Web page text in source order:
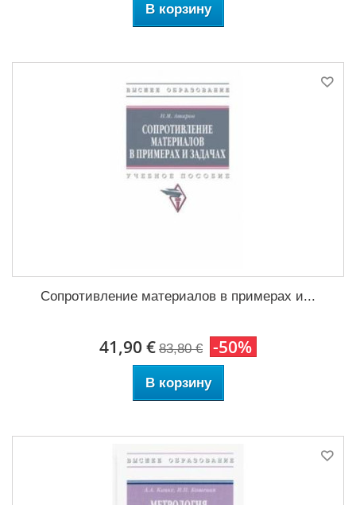
В корзину
Сопротивление материалов в примерах и...
41,90 € 83,80 € -50%
В корзину